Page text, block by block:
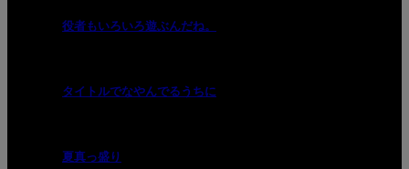
役者もいろいろ遊ぶんだね。
タイトルでなやんでるうちに
夏真っ盛り